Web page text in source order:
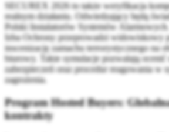
SECUREX 2026 to także weryfikacja
realnym działaniu. Odwiedzający będą
Polski Instalatorów Systemów
Izba Ochrony przeprowadzi widowiskowy
inscenizację zamachu terrorystycznego na
biurowy. Takie symulacje pozwalają ocenić
zabezpieczeń oraz procedur reagowania w
zagrożenia.
Program Hosted Buyers:
kontrakty